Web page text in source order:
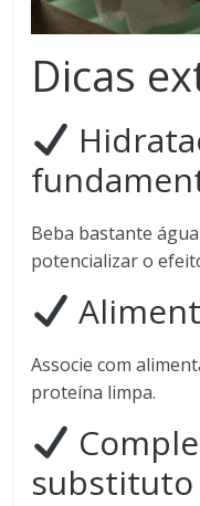
Dicas
Beba bastante
potencializar o
Associe com
proteína limpa.
substituto